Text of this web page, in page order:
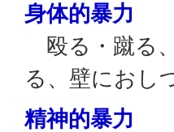
身体的暴力
殴る・蹴る
る、壁にお
精神的暴力